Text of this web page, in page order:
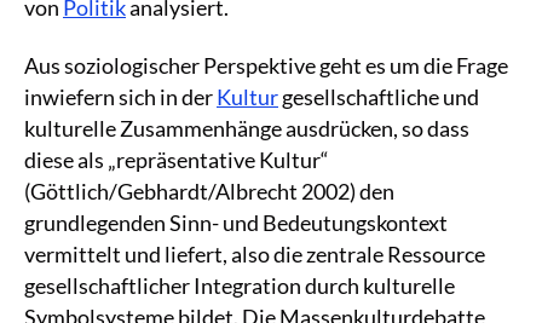
von Politikanalysiert.
Aus soziologischer Perspektive geht es um die Frage
inwiefern sich in derKulturgesellschaftliche und
kulturelle Zusammenhänge ausdrücken, so dass
diese als „repräsentative Kultur“
(Göttlich/Gebhardt/Albrecht 2002) den
grundlegenden Sinn- und Bedeutungskontext
vermittelt und liefert, also die zentrale Ressource
gesellschaftlicher Integration durch kulturelle
Symbolsysteme bildet. Die Massenkulturdebatte